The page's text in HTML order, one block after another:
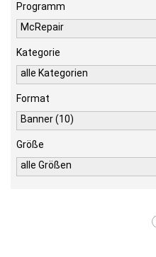
Programm
McRepair
Kategorie
alle Kategorien
Format
Banner (10)
Größe
alle Größen